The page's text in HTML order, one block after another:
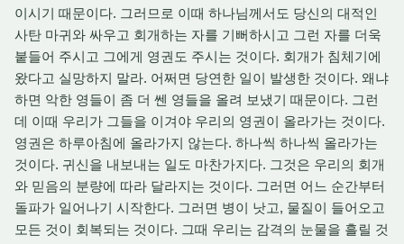
이시기 때문이다. 그러므로 이때 하나님께서도 당신의 대적인
사탄 마귀와 싸우고 회개하는 자를 기뻐하시고 그런 자를 더욱
붙들어 주시고 그에게 영권도 주시는 것이다. 회개가 침체기에
왔다고 실망하지 말라. 어쩌면 당연한 일이 발생한 것이다. 왜냐
하면 악한 영들이 좀 더 쎈 영들을 올려 보냈기 때문이다. 그런
데 이때 우리가 그들을 이겨야 우리의 영권이 올라가는 것이다.
영권은 하루아침에 올라가지 않는다. 하나씩 하나씩 올라가는
것이다. 귀신을 내보내는 일도 마찬가지다. 그것은 우리의 회개
와 믿음의 분량에 따라 달라지는 것이다. 그러면 어느 순간부터
돌파가 일어나기 시작한다. 그러면 병이 낫고, 물질이 들어오고
모든 것이 회복되는 것이다. 그때 우리는 감격의 눈물을 흘릴 것